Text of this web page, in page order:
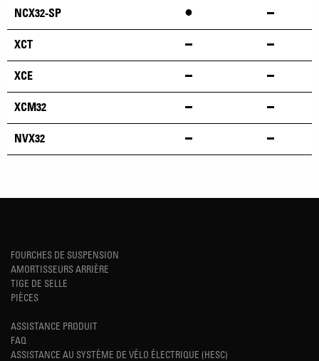
NCX32-SP •
XCT
XCE
XCM32
NVX32
FOURCHES DE SUSPENSION
AMORTISSEURS ARRIÈRE
TIGE DE SELLE
PIÈCES
ASSISTANCE PRODUIT
FAQ
ASSISTANCE AU SYSTÈME DE VÉLO ÉLECTRIQUE (HESC)